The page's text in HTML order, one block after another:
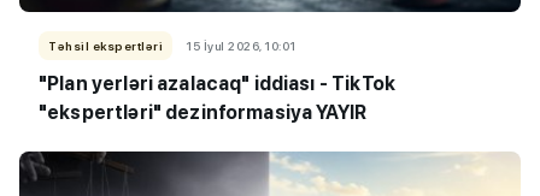
Təhsil ekspertləri 15 İyul 2026, 10:01
"Plan yerləri azalacaq" iddiası - TikTok
"ekspertləri" dezinformasiya YAYIR